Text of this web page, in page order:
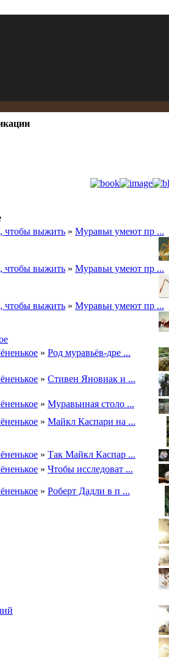
чтобы выжить » Муравьи умеют пр ...
чтобы выжить » Муравьи умеют пр ...
чтобы выжить » Муравьи умеют пр ...
» Род муравьёв-дре ...
» Стивен Яновиак и ...
» Муравьиная столо ...
» Майкл Каспари на ...
» Так Майкл Каспар ...
» Чтобы исследоват ...
» Роберт Дадли в п ...